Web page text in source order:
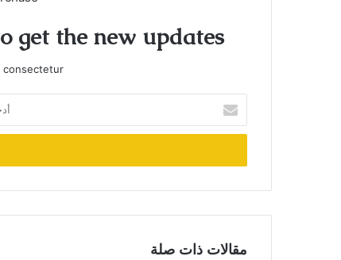
get the new updates!
بريدك
الإلكتروني
مقالات ذات صلة